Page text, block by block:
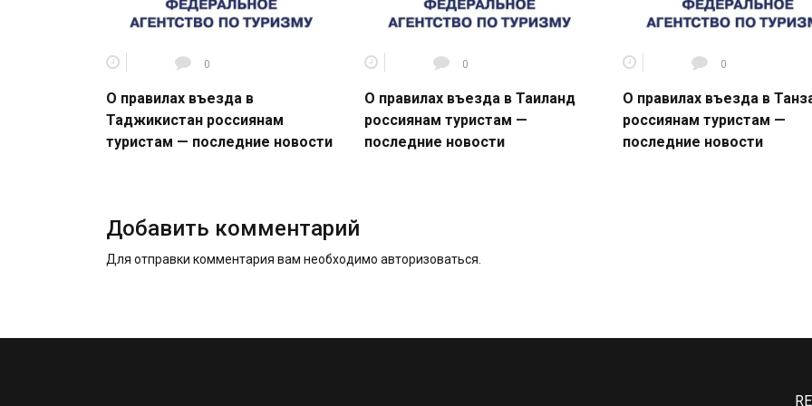
0
О правилах въезда в
Таджикистан россиянам
туристам — последние новости
0
О правилах въезда в Таиланд
россиянам туристам —
последние новости
0
О правилах въезда в
россиянам туристам —
последние новости
Добавить комментарий
Для отправки комментария вам необходимо авторизоваться